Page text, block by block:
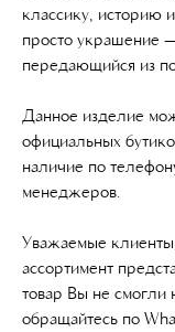
классику, историю
просто украшение
передающийся из
Данное изделие
официальных
наличие по
менеджеров.
Уважаемые
ассортимент
товар Вы не смогли
обращайтесь по